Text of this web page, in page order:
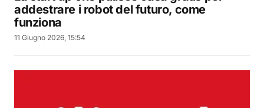
addestrare i robot del futuro, come
funziona
11 Giugno 2026, 15:54